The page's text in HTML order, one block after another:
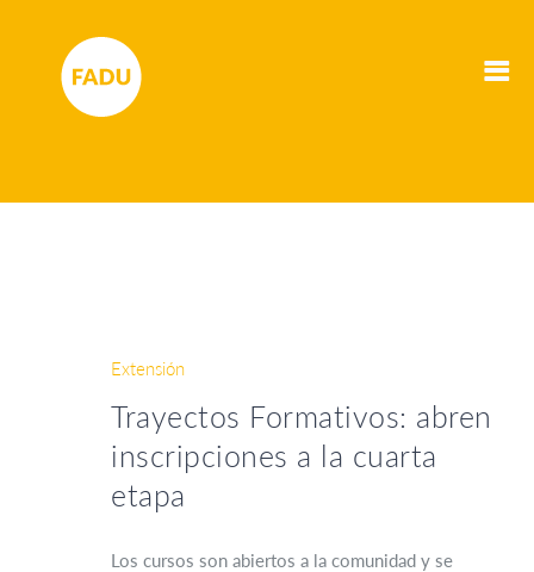
Extensión
Trayectos Formativos: abren
inscripciones a la cuarta
etapa
Los cursos son abiertos a la comunidad y se